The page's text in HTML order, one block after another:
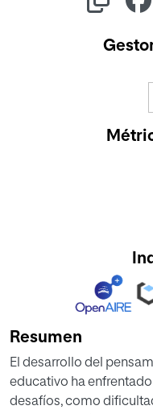
Resumen
El desarrollo del
educativo ha
desafíos, como